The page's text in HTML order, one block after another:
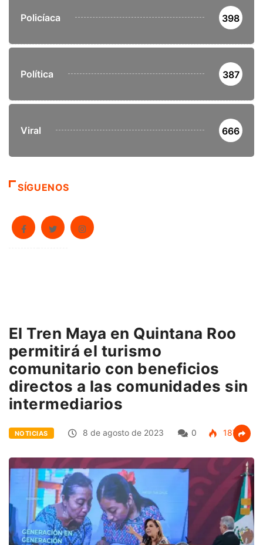
Policíaca 398
Política 387
Viral 666
SÍGUENOS
El Tren Maya en Quintana Roo
permitirá el turismo
comunitario con beneficios
directos a las comunidades sin
intermediarios
NOTICIAS 8 de agosto de 2023 0 187